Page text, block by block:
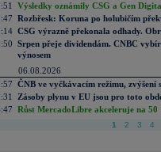
Výsledky oznámily CSG a Gen
Rozbřesk: Koruna po holubičím
CSG výrazně překonala odhady.
Srpen přeje dividendám. CNBC
výnosem
06.08.2026
ČNB ve vyčkávacím režimu, zvýšení
Zásoby plynu v EU jsou pro toto
Růst MercadoLibre akceleruje na
1 2 3 4